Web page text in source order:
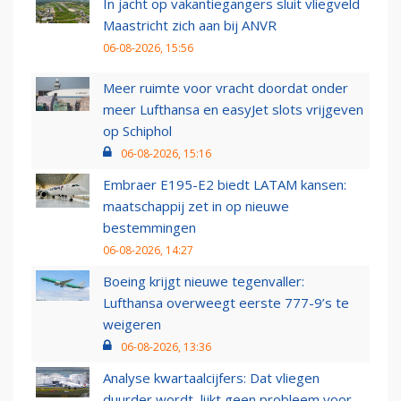
In jacht op vakantiegangers sluit vliegveld
Maastricht zich aan bij ANVR
06-08-2026, 15:56
Meer ruimte voor vracht doordat onder
meer Lufthansa en easyJet slots vrijgeven
op Schiphol
06-08-2026, 15:16
Embraer E195-E2 biedt LATAM kansen:
maatschappij zet in op nieuwe
bestemmingen
06-08-2026, 14:27
Boeing krijgt nieuwe tegenvaller:
Lufthansa overweegt eerste 777-9’s te
weigeren
06-08-2026, 13:36
Analyse kwartaalcijfers: Dat vliegen